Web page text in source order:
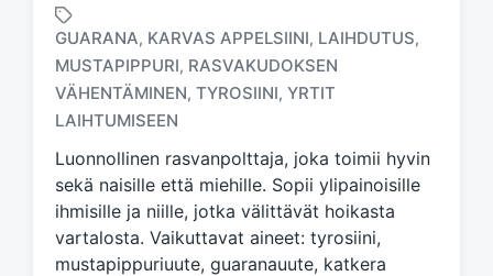
a
g
g
d
w
i
t
GUARANA, KARVAS APPELSIINI, LAIHDUTUS,
MUSTAPIPPURI, RASVAKUDOKSEN
VÄHENTÄMINEN, TYROSIINI, YRTIT
LAIHTUMISEEN
Luonnollinen rasvanpolttaja, joka toimii hyvin
sekä naisille että miehille. Sopii ylipainoisille
ihmisille ja niille, jotka välittävät hoikasta
vartalosta. Vaikuttavat aineet: tyrosiini,
mustapippuriuute, guaranauute, katkera